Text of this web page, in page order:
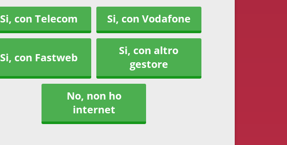
Si, con Telecom
Si, con Vodafone
Si, con Fastweb
Si, con altro
gestore
No, non ho
internet